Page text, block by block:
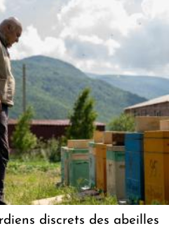
discrets des abeilles